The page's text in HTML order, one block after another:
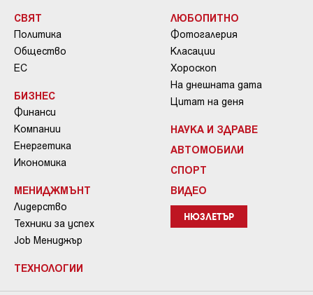
СВЯТ
Политика
Общество
ЕС
БИЗНЕС
Финанси
Компании
Енергетика
Икономика
МЕНИДЖМЪНТ
Лидерство
Техники за успех
Job Мениджър
ТЕХНОЛОГИИ
ЛЮБОПИТНО
Фотогалерия
Класации
Хороскоп
На днешната дата
Цитат на деня
НАУКА И ЗДРАВЕ
АВТОМОБИЛИ
СПОРТ
ВИДЕО
НЮЗЛЕТЪР